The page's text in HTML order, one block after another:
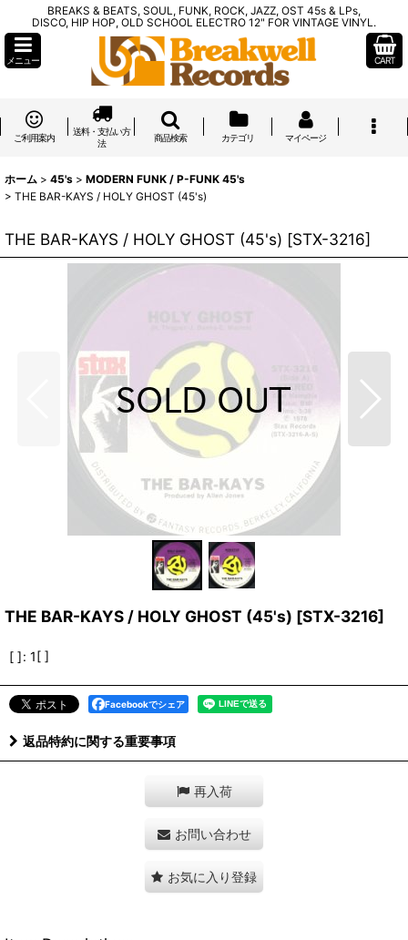
BREAKS & BEATS, SOUL, FUNK, ROCK, JAZZ, OST 45s & LPs,
DISCO, HIP HOP, OLD SCHOOL ELECTRO 12" FOR VINTAGE VINYL.
メニュー CART
ご利用案内
送料・支払い方
法
商品検索 カテゴリ マイページ
ホーム > 45's > MODERN FUNK / P-FUNK 45's
> THE BAR-KAYS / HOLY GHOST (45's)
THE BAR-KAYS / HOLY GHOST (45's) [STX-3216]
THE BAR-KAYS / HOLY GHOST (45's) [STX-3216]
[ ]: 1[ ]
Facebookでシェア
返品特約に関する重要事項
再入荷
お問い合わせ
お気に入り登録